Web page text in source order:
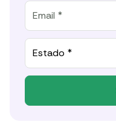
Estado *